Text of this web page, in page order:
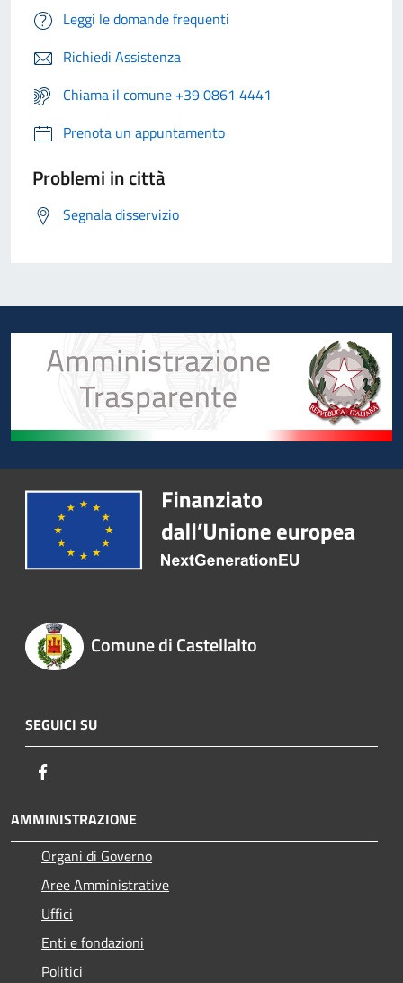
Leggi le domande frequenti
Richiedi Assistenza
Chiama il comune +39 0861 4441
Prenota un appuntamento
Problemi in città
Segnala disservizio
Comune di Castellalto
SEGUICI SU
AMMINISTRAZIONE
Organi di Governo
Aree Amministrative
Uffici
Enti e fondazioni
Politici